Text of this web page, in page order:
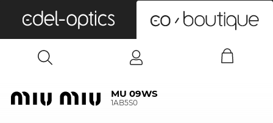
MU 09WS
1AB5S0